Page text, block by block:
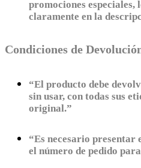
promociones especiales,
claramente en la
Condiciones de
“El producto debe
sin usar, con todas sus
original.”
“Es necesario presentar
el número de pedido